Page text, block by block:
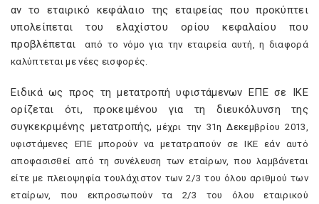
αν το εταιρικό κεφάλαιο της εταιρείας που προκύπτει
υπολείπεται του ελαχίστου ορίου κεφαλαίου που
προβλέπεται
από το νόμο για την εταιρεία αυτή, η διαφορά
καλύπτεται με νέες εισφορές.
Ειδικά ως προς τη μετατροπή υφιστάμενων ΕΠΕ σε ΙΚΕ
ορίζεται ότι, προκειμένου για τη διευκόλυνση της
συγκεκριμένης μετατροπής, μέχρι την 31η Δεκεμβρίου 2013,
υφιστάμενες ΕΠΕ μπορούν να μετατραπούν σε ΙΚΕ εάν αυτό
αποφασισθεί από τη συνέλευση των εταίρων, που λαμβάνεται
είτε με πλειοψηφία τουλάχιστον των 2/3 του όλου αριθμού των
εταίρων, που εκπροσωπούν τα 2/3 του όλου εταιρικού